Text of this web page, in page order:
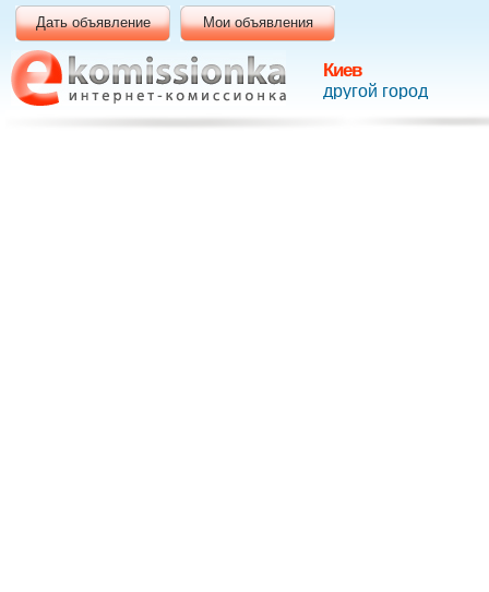
Киев
другой город
Дать объявление Мои объявления